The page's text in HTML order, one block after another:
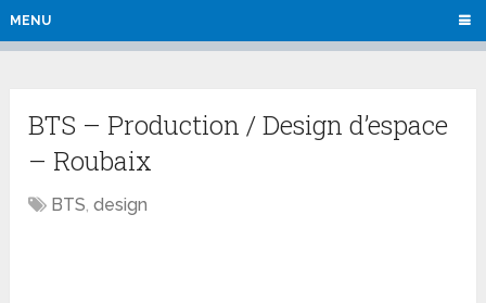
MENU
BTS – Production / Design d’espace
– Roubaix
BTS,design